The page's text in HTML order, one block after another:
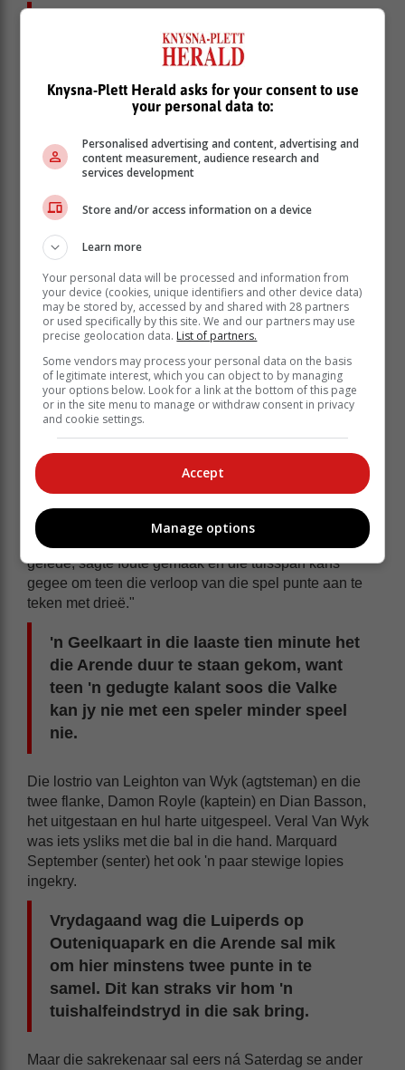
26 - 19 voor en was ons nog binne
bereik," vertel Lerm. "Maar toe, daardie
fatale laaste 12 minute, het die wiele
Maar, sê Lerm, sy span het weereens groot karakter
getoon om terug te veg.
"Ons terugvegpoging het vrugte afgewerp toe ons in
spelers het hul alles gegee vir daardie bonuspuntdrie.
"Ons het weereens, soos teen die Griffons twee weke
gelede, sagte foute gemaak en die tuisspan kans
gegee om teen die verloop van die spel punte aan te
teken met drieë."
'n Geelkaart in die laaste tien minute het
die Arende duur te staan gekom, want
teen 'n gedugte kalant soos die Valke
kan jy nie met een speler minder speel
nie.
Die lostrio van Leighton van Wyk (agtsteman) en die
twee flanke, Damon Royle (kaptein) en Dian Basson,
het uitgestaan en hul harte uitgespeel. Veral Van Wyk
was iets ysliks met die bal in die hand. Marquard
September (senter) het ook 'n paar stewige lopies
ingekry.
Vrydagaand wag die Luiperds op
Outeniquapark en die Arende sal mik
om hier minstens twee punte in te
samel. Dit kan straks vir hom 'n
tuishalfeindstryd in die sak bring.
Maar die sakrekenaar sal eers ná Saterdag se ander
Knysna-Plett Herald asks for your consent to use
your personal data to:
Personalised advertising and content, advertising and
content measurement, audience research and
services development
Store and/or access information on a device
Learn more
Your personal data will be processed and information from
your device (cookies, unique identifiers and other device data)
may be stored by, accessed by and shared with 28 partners
or used specifically by this site. We and our partners may use
precise geolocation data. List of partners.
Some vendors may process your personal data on the basis
of legitimate interest, which you can object to by managing
your options below. Look for a link at the bottom of this page
or in the site menu to manage or withdraw consent in privacy
and cookie settings.
Accept
Manage options